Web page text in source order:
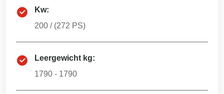
Kw:
200 / (272 PS)
Leergewicht kg:
1790 - 1790